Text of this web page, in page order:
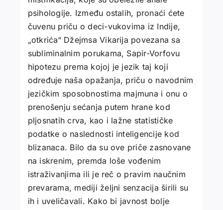
psihologije. Između ostalih, pronaći ćete
čuvenu priču o deci-vukovima iz Indije,
„otkrića“ Džejmsa Vikarija povezana sa
subliminalnim porukama, Sapir-Vorfovu
hipotezu prema kojoj je jezik taj koji
određuje naša opažanja, priču o navodnim
jezičkim sposobnostima majmuna i onu o
prenošenju sećanja putem hrane kod
pljosnatih crva, kao i lažne statističke
podatke o naslednosti inteligencije kod
blizanaca. Bilo da su ove priče zasnovane
na iskrenim, premda loše vođenim
istraživanjima ili je reč o pravim naučnim
prevarama, mediji željni senzacija širili su
ih i uveličavali. Kako bi javnost bolje